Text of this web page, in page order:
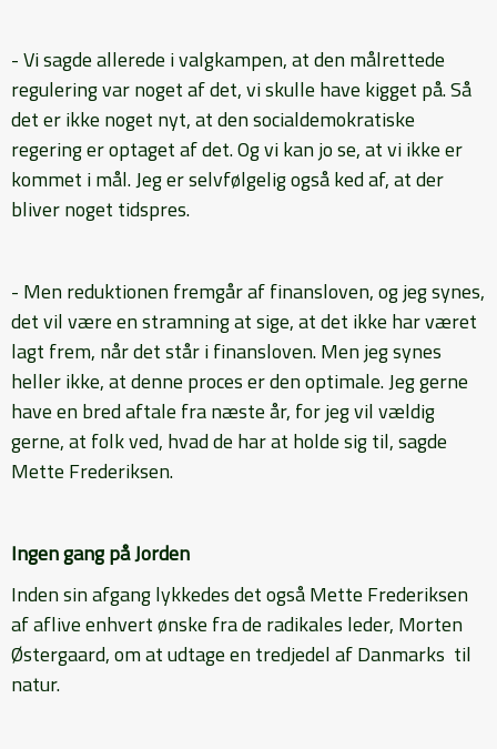
- Vi sagde allerede i valgkampen, at den målrettede
regulering var noget af det, vi skulle have kigget på. Så
det er ikke noget nyt, at den socialdemokratiske
regering er optaget af det. Og vi kan jo se, at vi ikke er
kommet i mål. Jeg er selvfølgelig også ked af, at der
bliver noget tidspres.
- Men reduktionen fremgår af finansloven, og jeg synes,
det vil være en stramning at sige, at det ikke har været
lagt frem, når det står i finansloven. Men jeg synes
heller ikke, at denne proces er den optimale. Jeg gerne
have en bred aftale fra næste år, for jeg vil vældig
gerne, at folk ved, hvad de har at holde sig til, sagde
Mette Frederiksen.
Ingen gang på Jorden
Inden sin afgang lykkedes det også Mette Frederiksen
af aflive enhvert ønske fra de radikales leder, Morten
Østergaard, om at udtage en tredjedel af Danmarks til
natur.